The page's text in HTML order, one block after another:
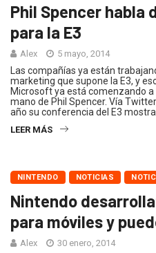
Phil Spencer habla
para la E3
Alex 5 mayo, 2014
Las compañías ya están
marketing que supone la E3, y
Microsoft ya está comenzando
mano de Phil Spencer. Vía
año su conferencia del E3
LEER MÁS
NINTENDO NOTICIAS
Nintendo
para móviles y
Alex 30 enero, 2014